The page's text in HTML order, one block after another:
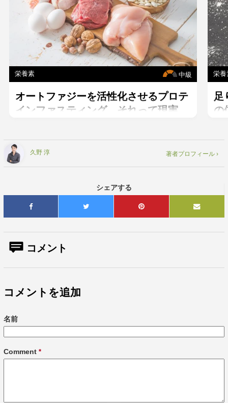
中級
栄養素
オートファジーを活性化させるプロテ
インファスティング。それって現実
栄養
足
の
久野 淳 著者プロフィール ›
シェアする
コメント
コメントを追加
名前
Comment *